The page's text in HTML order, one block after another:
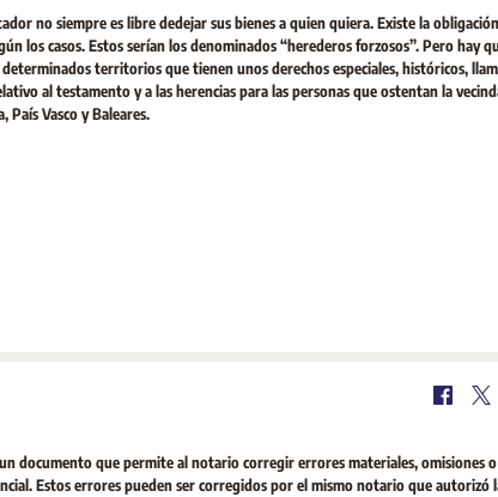
no siempre es libre dedejar sus bienes a quien quiera. Existe la
los casos. Estos serían los denominados “herederos forzosos”. Pero hay
territorios que tienen unos derechos especiales, históricos,
al testamento y a las herencias para las personas que ostentan la
Vasco y Baleares.
documento que permite al notario corregir errores materiales, omisiones o
Estos errores pueden ser corregidos por el mismo notario que autorizó